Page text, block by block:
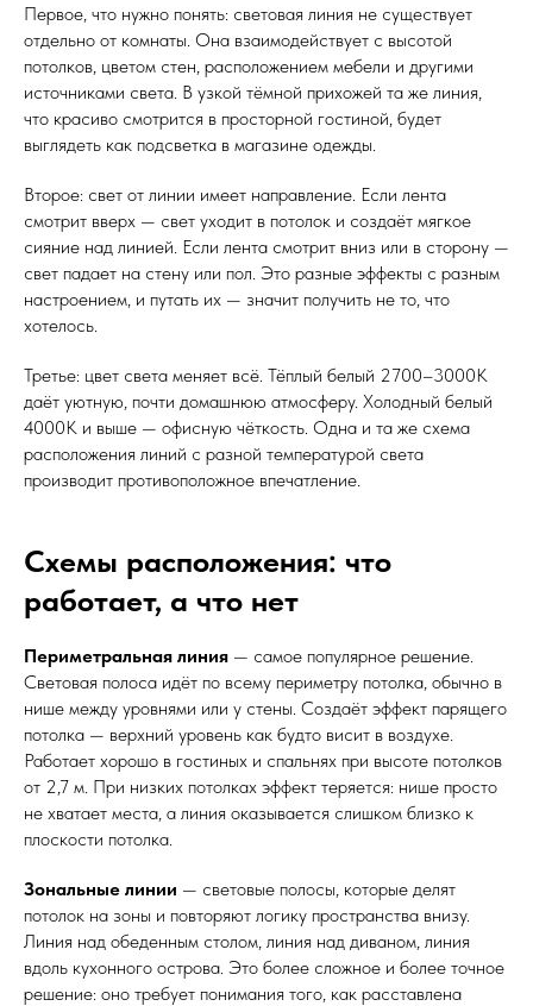
Первое, что нужно понять: световая линия не существует
отдельно от комнаты. Она взаимодействует с высотой
потолков, цветом стен, расположением мебели и другими
источниками света. В узкой тёмной прихожей та же линия,
что красиво смотрится в просторной гостиной, будет
выглядеть как подсветка в магазине одежды.
Второе: свет от линии имеет направление. Если лента
смотрит вверх — свет уходит в потолок и создаёт мягкое
сияние над линией. Если лента смотрит вниз или в сторону —
свет падает на стену или пол. Это разные эффекты с разным
настроением, и путать их — значит получить не то, что
хотелось.
Третье: цвет света меняет всё. Тёплый белый 2700–3000К
даёт уютную, почти домашнюю атмосферу. Холодный белый
4000К и выше — офисную чёткость. Одна и та же схема
расположения линий с разной температурой света
производит противоположное впечатление.
Схемы расположения: что
работает, а что нет
Периметральная линия — самое популярное решение.
Световая полоса идёт по всему периметру потолка, обычно в
нише между уровнями или у стены. Создаёт эффект парящего
потолка — верхний уровень как будто висит в воздухе.
Работает хорошо в гостиных и спальнях при высоте потолков
от 2,7 м. При низких потолках эффект теряется: нише просто
не хватает места, а линия оказывается слишком близко к
плоскости потолка.
Зональные линии — световые полосы, которые делят
потолок на зоны и повторяют логику пространства внизу.
Линия над обеденным столом, линия над диваном, линия
вдоль кухонного острова. Это более сложное и более точное
решение: оно требует понимания того, как расставлена